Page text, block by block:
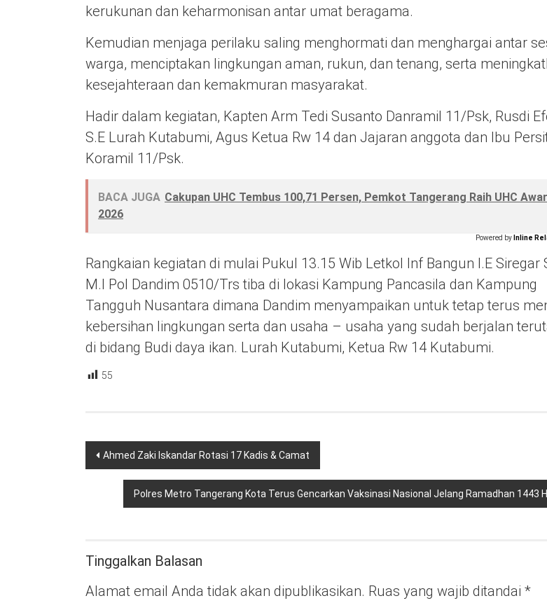
kerukunan dan keharmonisan antar umat beragama.
Kemudian menjaga perilaku saling menghormati dan menghargai antar
warga, menciptakan lingkungan aman, rukun, dan tenang, serta
kesejahteraan dan kemakmuran masyarakat.
Hadir dalam kegiatan, Kapten Arm Tedi Susanto Danramil 11/Psk, Rusdi
S.E Lurah Kutabumi, Agus Ketua Rw 14 dan Jajaran anggota dan Ibu
Koramil 11/Psk.
BACA JUGA Cakupan UHC Tembus 100,71 Persen, Pemkot Tangerang Raih UHC
2026
Powered by Inline
Rangkaian kegiatan di mulai Pukul 13.15 Wib Letkol Inf Bangun I.E Siregar
M.I Pol Dandim 0510/Trs tiba di lokasi Kampung Pancasila dan Kampung
Tangguh Nusantara dimana Dandim menyampaikan untuk tetap terus
kebersihan lingkungan serta dan usaha – usaha yang sudah berjalan
di bidang Budi daya ikan. Lurah Kutabumi, Ketua Rw 14 Kutabumi.
55
Navigasi
pos
Ahmed Zaki Iskandar Rotasi 17 Kadis & Camat
Polres Metro Tangerang Kota Terus Gencarkan Vaksinasi Nasional Jelang Ramadhan 1443
Tinggalkan Balasan
Alamat email Anda tidak akan dipublikasikan. Ruas yang wajib ditandai *